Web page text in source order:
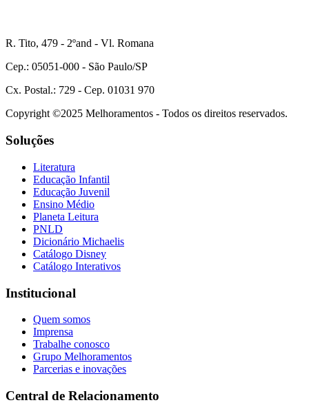
R. Tito, 479 - 2ºand - Vl. Romana
Cep.: 05051-000 - São Paulo/SP
Cx. Postal.: 729 - Cep. 01031 970
Copyright ©2025 Melhoramentos - Todos os direitos reservados.
Soluções
Literatura
Educação Infantil
Educação Juvenil
Ensino Médio
Planeta Leitura
PNLD
Dicionário Michaelis
Catálogo Disney
Catálogo Interativos
Institucional
Quem somos
Imprensa
Trabalhe conosco
Grupo Melhoramentos
Parcerias e inovações
Central de Relacionamento